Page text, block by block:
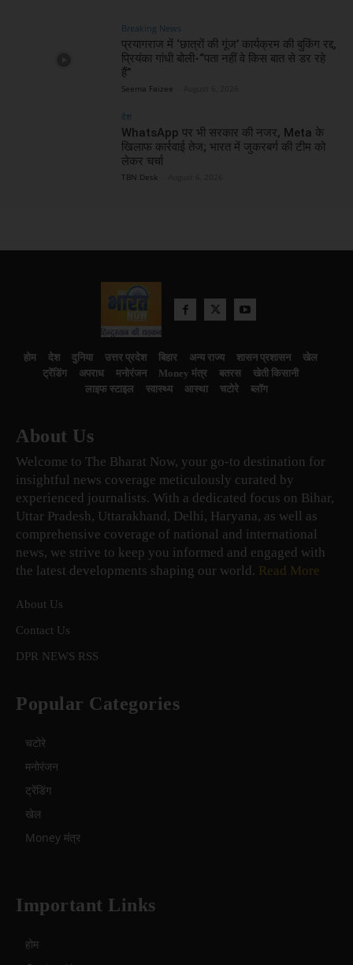
Breaking News
प्रयागराज में ‘छात्रों की गूंज’ कार्यक्रम की बुकिंग रद्द,
प्रियंका गांधी बोली-“पता नहीं वे किस बात से डर रहे
हैं”
Seema Faizee
देश
WhatsApp पर भी सरकार की नजर, Meta के
खिलाफ कार्रवाई तेज; भारत में जुकरबर्ग की टीम को
लेकर चर्चा
TBN Desk
होम देश दुनिया उत्तर प्रदेश बिहार अन्य राज्य शासन प्रशासन
खेल
ट्रेंडिंग
अपराध मनोरंजन Money मंत्र बतरस
खेती किसानी
लाइफ स्टाइल
स्वास्थ्य आस्था चटोरे ब्लॉग
About Us
Welcome to The Bharat Now, your go-to destination for
insightful news coverage meticulously curated by
experienced journalists. With a dedicated focus on Bihar,
Uttar Pradesh, Uttarakhand, Delhi, Haryana, as well as
comprehensive coverage of national and international
news, we strive to keep you informed and engaged with
the latest developments shaping our world. Read More
About Us
Contact Us
DPR NEWS RSS
Popular Categories
चटोरे
मनोरंजन
ट्रेंडिंग
खेल
Money मंत्र
Important Links
होम